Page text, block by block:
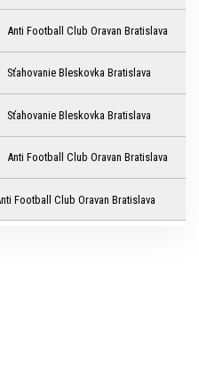
Anti Football Club Oravan Bratislava
Sťahovanie Bleskovka Bratislava
Sťahovanie Bleskovka Bratislava
Anti Football Club Oravan Bratislava
Football Club Oravan Bratislava